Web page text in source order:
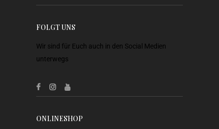
FOLGT UNS
Wir sind für Euch auch in den Social Medien
unterwegs
ONLINESHOP